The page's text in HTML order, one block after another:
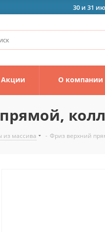
30 и 31
Акции О компании
из массива - Фриз верхний